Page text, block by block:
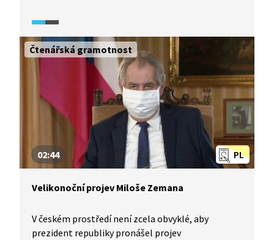
ani aspekty hospodářského vývoje.
Čtenářská gramotnost
PL
02:44
Velikonoční projev Miloše Zemana
V českém prostředí není zcela obvyklé, aby
prezident republiky pronášel projev